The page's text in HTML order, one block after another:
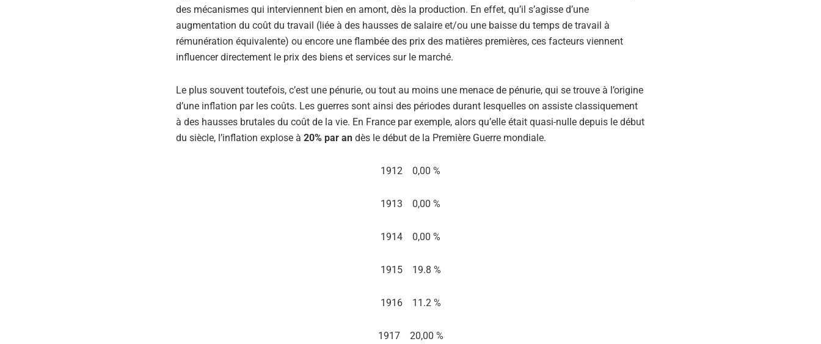
des mécanismes qui interviennent bien en amont, dès la production. En effet, qu’il s’agisse d’une
augmentation du coût du travail (liée à des hausses de salaire et/ou une baisse du temps de travail à
rémunération équivalente) ou encore une flambée des prix des matières premières, ces facteurs viennent
influencer directement le prix des biens et services sur le marché.
Le plus souvent toutefois, c’est une pénurie, ou tout au moins une menace de pénurie, qui se trouve à l’origine
d’une inflation par les coûts. Les guerres sont ainsi des périodes durant lesquelles on assiste classiquement
à des hausses brutales du coût de la vie. En France par exemple, alors qu’elle était quasi-nulle depuis le début
du siècle, l’inflation explose à 20% par an dès le début de la Première Guerre mondiale.
1912 0,00 %
1913 0,00 %
1914 0,00 %
1915 19.8 %
1916 11.2 %
1917 20,00 %